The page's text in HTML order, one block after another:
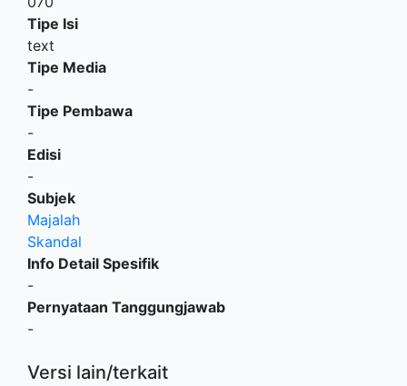
Tipe Isi
text
Tipe Media
-
Tipe Pembawa
-
Edisi
-
Subjek
Majalah
Skandal
Info Detail Spesifik
-
Pernyataan Tanggungjawab
-
Versi lain/terkait